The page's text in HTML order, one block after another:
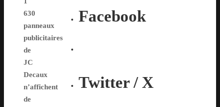
630
panneaux
publicitaires
de
JC
Decaux
n’affichent
de
Facebook
Twitter / X